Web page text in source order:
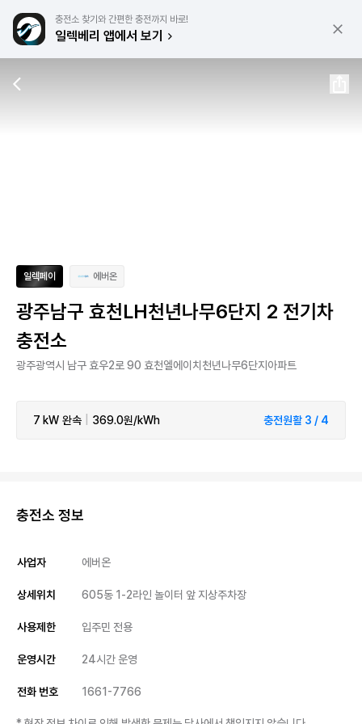
충전소 찾기와 간편한 충전까지 바로!
일렉베리 앱에서 보기
일렉페이 에버온
광주남구 효천LH천년나무6단지 2 전기차
충전소
광주광역시 남구 효우2로 90 효천엘에이치천년나무6단지아파트
7 kW 완속 369.0원/kWh 충전원활 3 / 4
충전소 정보
사업자 에버온
상세위치 605동 1-2라인 놀이터 앞 지상주차장
사용제한 입주민 전용
운영시간 24시간 운영
전화 번호 1661-7766